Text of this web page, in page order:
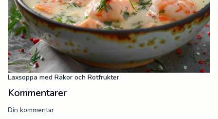
Laxsoppa med Räkor och Rotfrukter
Kommentarer
Din kommentar